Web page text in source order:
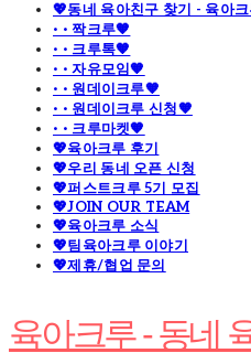
💖동네 육아친구 찾기 - 육아
· · 짝크루🧡
· · 크루톡🧡
· · 자유모임🧡
· · 원데이크루🧡
· · 원데이크루 신청🧡
· · 크루마켓🧡
💖육아크루 후기
💖우리 동네 오픈 신청
💖퍼스트크루 5기 모집
💖JOIN OUR TEAM
💖육아크루 소식
💖팀육아크루 이야기
💖제휴/협업 문의
육아크루 - 동네